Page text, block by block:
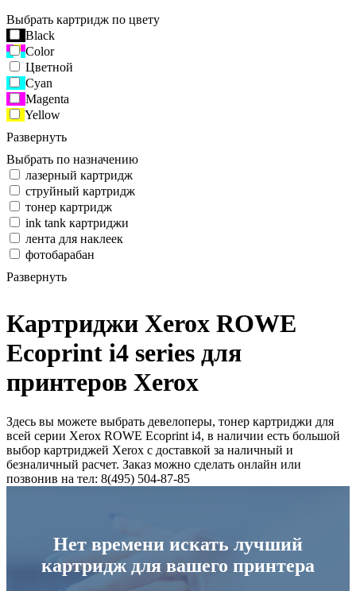
Выбрать картридж по цвету
Black
Color
Цветной
Cyan
Magenta
Yellow
Развернуть
Выбрать по назначению
лазерный картридж
струйный картридж
тонер картридж
ink tank картриджи
лента для наклеек
фотобарабан
Развернуть
Картриджи Xerox ROWE
Ecoprint i4 series для
принтеров Xerox
Здесь вы можете выбрать девелоперы, тонер картриджи для
всей серии Xerox ROWE Ecoprint i4, в наличии есть большой
выбор картриджей Xerox с доставкой за наличный и
безналичный расчет. Заказ можно сделать онлайн или
позвонив на тел: 8(495) 504-87-85
Нет времени искать лучший
картридж для вашего принтера